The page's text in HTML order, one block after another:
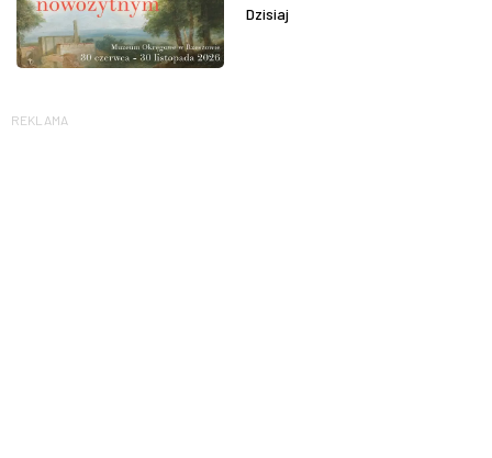
Dzisiaj
REKLAMA